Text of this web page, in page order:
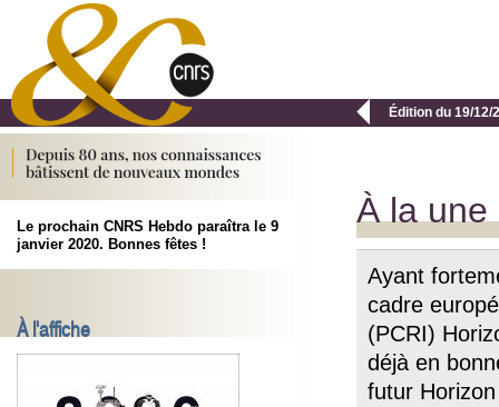
 Édition du 19/12/
Le prochain CNRS Hebdo paraîtra le 9
janvier 2020. Bonnes fêtes !
À l'affiche
À la une
Ayant
cadre
(PCRI)
déjà en
futur